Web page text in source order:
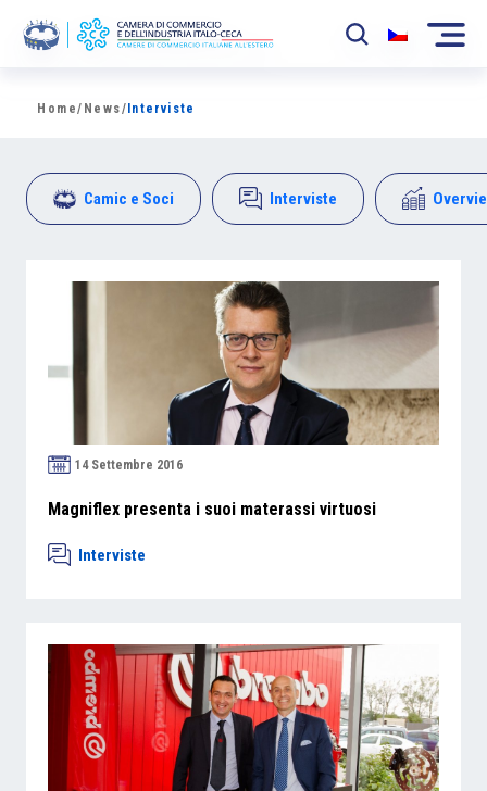
La Camera
Eventi
Area riservata
Home/ News/ Interviste
Camic e Soci Interviste
14 Settembre 2016
Magniflex presenta i suoi materassi virtuosi
Interviste